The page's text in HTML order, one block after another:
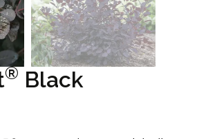
® Black